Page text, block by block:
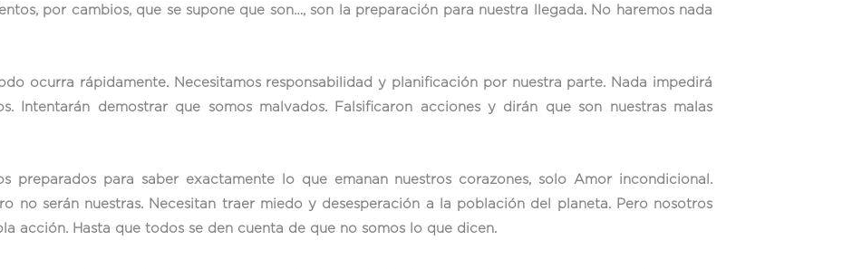
por cambios, que se supone que son…, son la preparación para nuestra llegada. No haremos nada
ocurra rápidamente. Necesitamos responsabilidad y planificación por nuestra parte. Nada impedirá
Intentarán demostrar que somos malvados. Falsificaron acciones y dirán que son nuestras malas
preparados para saber exactamente lo que emanan nuestros corazones, solo Amor incondicional.
no serán nuestras. Necesitan traer miedo y desesperación a la población del planeta. Pero nosotros
acción. Hasta que todos se den cuenta de que no somos lo que dicen.